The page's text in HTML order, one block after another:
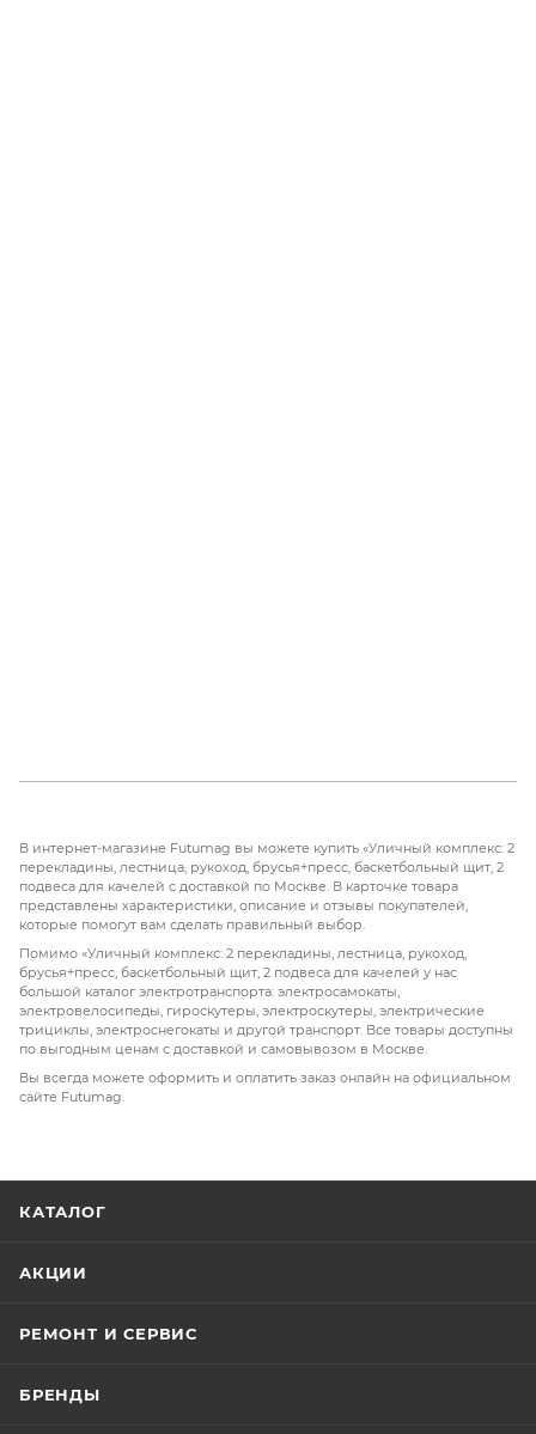
В интернет-магазине Futumag вы можете купить «Уличный комплекс: 2
перекладины, лестница, рукоход, брусья+пресс, баскетбольный щит, 2
подвеса для качелей с доставкой по Москве. В карточке товара
представлены характеристики, описание и отзывы покупателей,
которые помогут вам сделать правильный выбор.
Помимо «Уличный комплекс: 2 перекладины, лестница, рукоход,
брусья+пресс, баскетбольный щит, 2 подвеса для качелей у нас
большой каталог электротранспорта: электросамокаты,
электровелосипеды, гироскутеры, электроскутеры, электрические
трициклы, электроснегокаты и другой транспорт. Все товары доступны
по выгодным ценам с доставкой и самовывозом в Москве.
Вы всегда можете оформить и оплатить заказ онлайн на официальном
сайте Futumag.
КАТАЛОГ
АКЦИИ
РЕМОНТ И СЕРВИС
БРЕНДЫ